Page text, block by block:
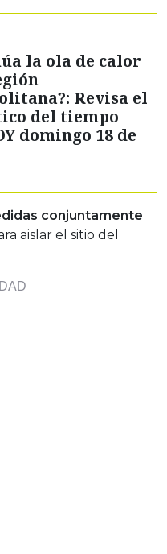
la ola de calor
Revisa el
del tiempo
domingo 18 de
conjuntamente
aislar el sitio del